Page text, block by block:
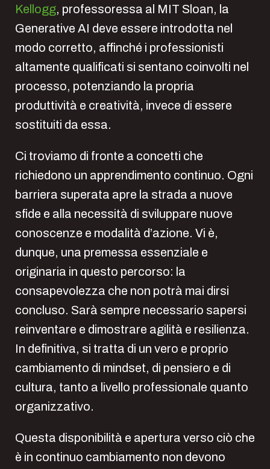
Kellogg, professoressa al MIT Sloan, la
Generative AI deve essere introdotta nel
modo corretto, affinché i professionisti
altamente qualificati si sentano coinvolti nel
processo, potenziando la propria
produttività e creatività, invece di essere
sostituiti da essa.
Ci troviamo di fronte a concetti che
richiedono un apprendimento continuo. Ogni
barriera superata apre la strada a nuove
sfide e alla necessità di sviluppare nuove
conoscenze e modalità d’azione. Vi è,
dunque, una premessa essenziale e
originaria in questo percorso: la
consapevolezza che non potrà mai dirsi
concluso. Sarà sempre necessario sapersi
reinventare e dimostrare agilità e resilienza.
In definitiva, si tratta di un vero e proprio
cambiamento di mindset, di pensiero e di
cultura, tanto a livello professionale quanto
organizzativo.
Questa disponibilità e apertura verso ciò che
è in continuo cambiamento non devono